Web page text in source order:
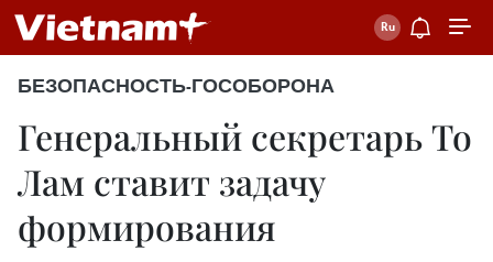
БЕЗОПАСНОСТЬ-ГОСОБОРОНА
Генеральный секретарь То
Лам ставит задачу
формирования